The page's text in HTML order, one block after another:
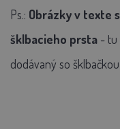
Ps.: Obrázky v texte
šklbacieho prsta - tu
dodávaný so šklbačkou.